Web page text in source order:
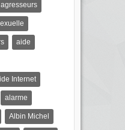
agresseurs
aide
Internet
alarme
Albin Michel